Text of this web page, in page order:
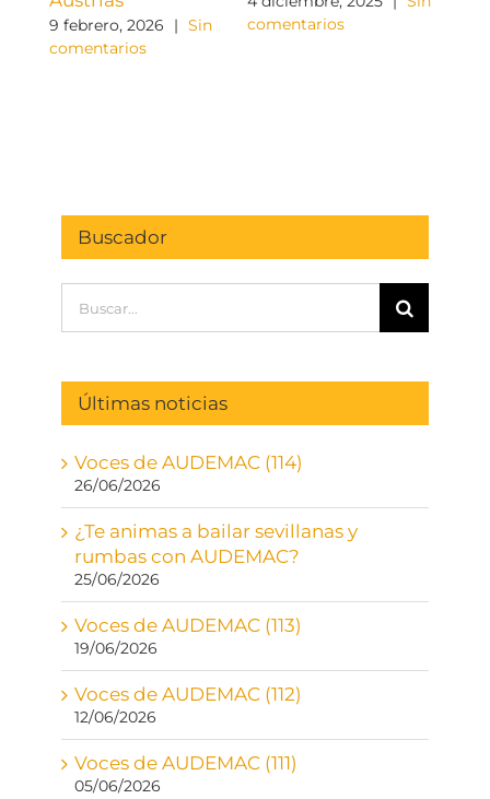
9 febrero, 2026 | Sin
comentarios
comentarios
Buscador
Últimas noticias
Voces de AUDEMAC (114)
26/06/2026
¿Te animas a bailar sevillanas y
rumbas con AUDEMAC?
25/06/2026
Voces de AUDEMAC (113)
19/06/2026
Voces de AUDEMAC (112)
12/06/2026
Voces de AUDEMAC (111)
05/06/2026